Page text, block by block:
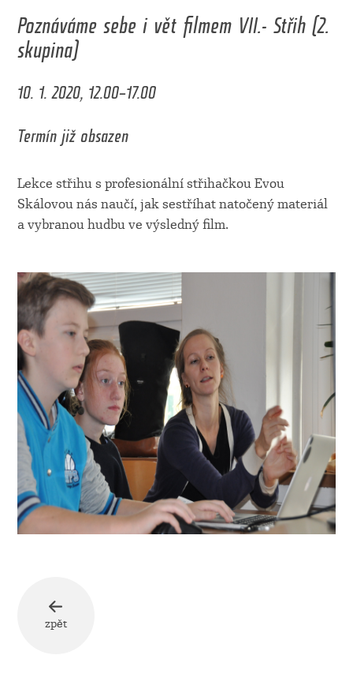
Poznáváme sebe i vět filmem VII.- Střih (2.
skupina)
10. 1. 2020, 12.00–17.00
Termín již obsazen
Lekce střihu s profesionální střihačkou Evou
Skálovou nás naučí, jak sestříhat natočený materiál
a vybranou hudbu ve výsledný film.
zpět